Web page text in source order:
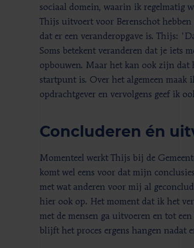
sociaal domein, waarin ik regelmatig
Thijs uitvoert voor Berenschot hebben
dat er een veranderopgave is. Thijs:
Soms betekent veranderen dat je iets
opbouwen. Maar het kan ook zijn dat
startpunt is. Over het algemeen maak
opdrachtgever en vervolgens geef ik
Concluderen én
Momenteel werkt Thijs bij de
komt wel eens voor dat mijn
met wat anderen voor mij al
hier ook op. Het moment dat ik het
met de mensen ga uitvoeren en tot
blijft het proces ergens hangen nadat